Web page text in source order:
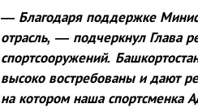
— Благодаря поддержке
отрасль, — подчеркнул Глава
спортсооружений.
высоко востребованы и дают
на котором наша спортсменка